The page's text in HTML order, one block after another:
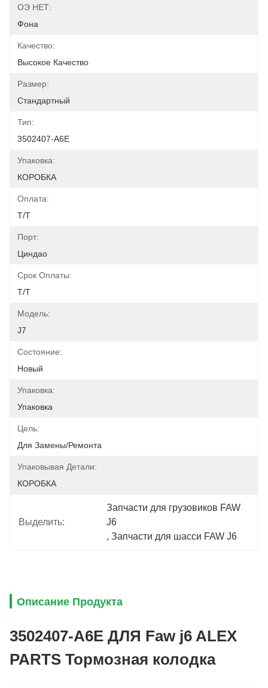
ОЭ НЕТ:
Фона
Качество:
Высокое Качество
Размер:
Стандартный
Тип:
3502407-A6E
Упаковка:
КОРОБКА
Оплата:
Т/Т
Порт:
Циндао
Срок Оплаты:
Т/Т
Модель:
J7
Состояние:
Новый
Упаковка:
Упаковка
Цель:
Для Замены/ремонта
Упаковывая Детали:
КОРОБКА
Выделить:
Запчасти для грузовиков FAW
J6
, Запчасти для шасси FAW J6
Описание Продукта
3502407-A6E ДЛЯ Faw j6 ALEX
PARTS Тормозная колодка